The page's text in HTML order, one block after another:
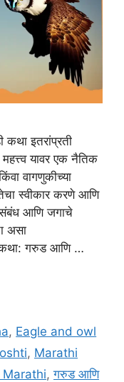
इतरांप्रती
यावर एक नैतिक
वागणुकीच्या
स्वीकार करणे आणि
आणि जगाचे
असा
गरुड आणि …
, Eagle and owl
, Marathi
,गरुड आणि